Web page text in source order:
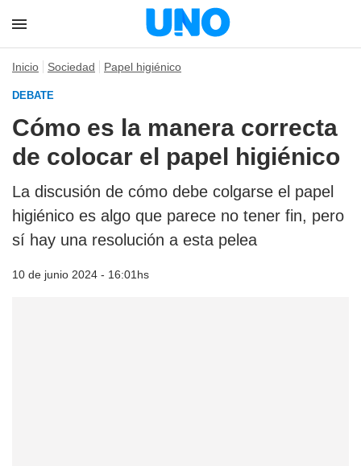
Inicio Sociedad Papel higiénico
DEBATE
Cómo es la manera correcta
de colocar el papel higiénico
La discusión de cómo debe colgarse el papel
higiénico es algo que parece no tener fin, pero
sí hay una resolución a esta pelea
10 de junio 2024 - 16:01hs